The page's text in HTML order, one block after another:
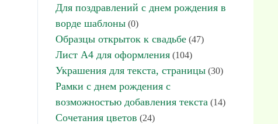
Для поздравлений с днем рождения в
ворде шаблоны (0)
Образцы открыток к свадьбе (47)
Лист А4 для оформления (104)
Украшения для текста, страницы (30)
Рамки с днем рождения с
возможностью добавления текста (14)
Сочетания цветов (24)